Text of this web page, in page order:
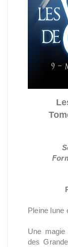
Pleine lune
Une
des